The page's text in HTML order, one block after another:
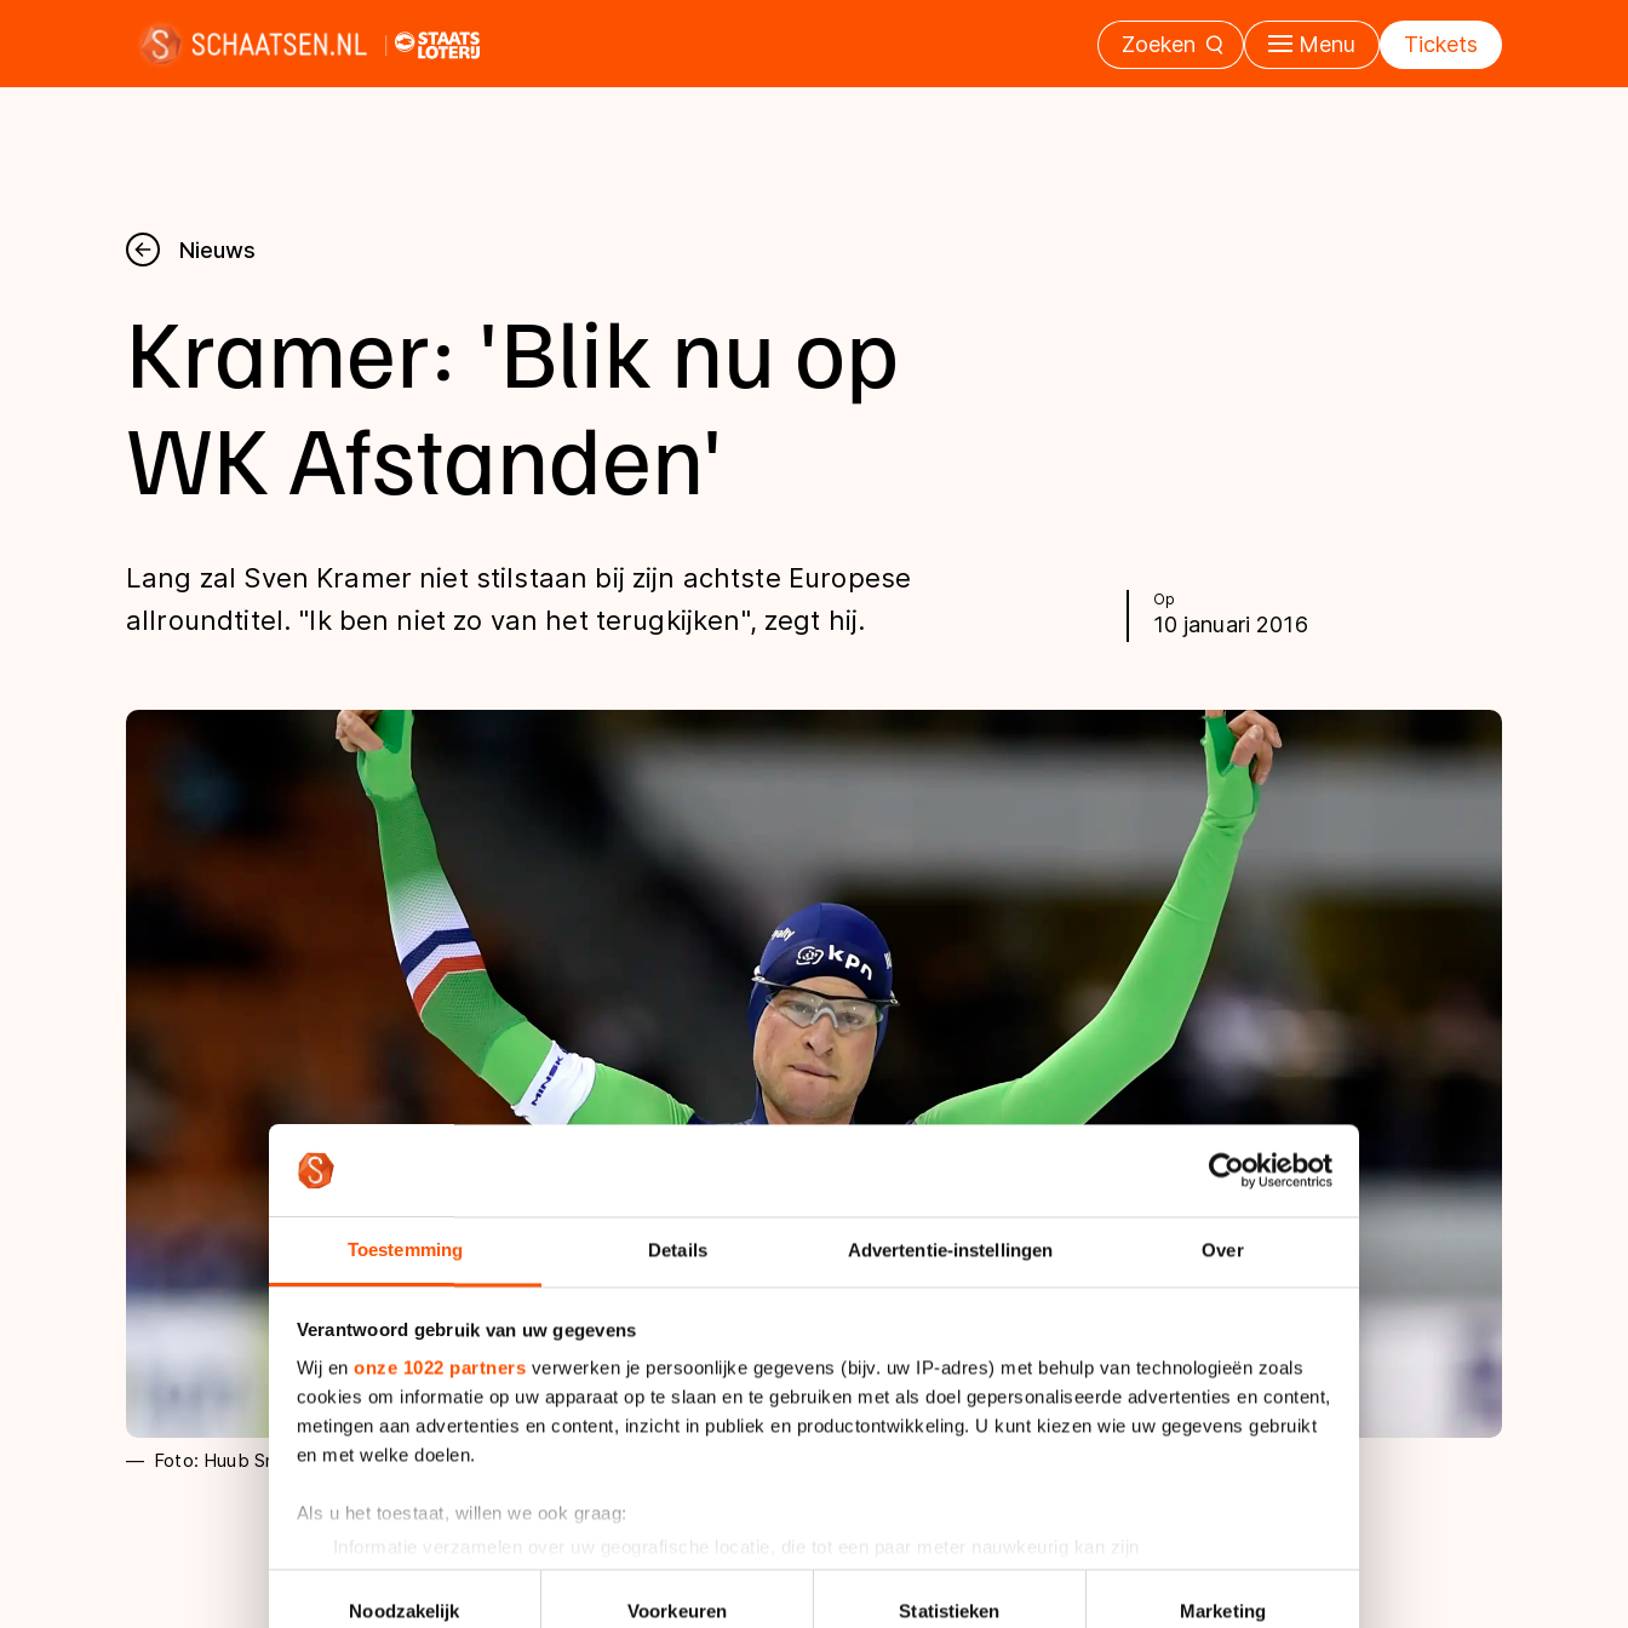
Toestemming Details Advertentie-instellingen Over
Verantwoord gebruik van uw gegevens
Wij en onze 1022 partners verwerken je persoonlijke gegevens (bijv. uw IP-adres) met behulp van technologieën zoals
cookies om informatie op uw apparaat op te slaan en te gebruiken met als doel gepersonaliseerde advertenties en content,
metingen aan advertenties en content, inzicht in publiek en productontwikkeling. U kunt kiezen wie uw gegevens gebruikt
en met welke doelen.
Als u het toestaat, willen we ook graag:
Informatie verzamelen over uw geografische locatie, die tot een paar meter nauwkeurig kan zijn
Uw apparaat identificeren door het actief te scannen op specifieke eigenschappen (fingerprinting)
Lees meer over hoe uw persoonlijke gegevens worden verwerkt en stel uw voorkeuren in het
detailgedeeltein. U kunt uw
Noodzakelijk
Voorkeuren Statistieken Marketing
Zoeken Menu Tickets
Nieuws
Kalender
Disciplines
Uitslagen
Tijden & historie
Schaatsfans
Olympische Spelen
Nieuws
Op
10 januari 2016
Kramer: 'Blik nu op
WK Afstanden'
Lang zal Sven Kramer niet stilstaan bij zijn achtste Europese
allroundtitel. "Ik ben niet zo van het terugkijken", zegt hij.
Foto: Huub Snoep
voor de tien kilometer en dat Sverre Lunde Pedersen ziek was, maar ik ben altijd alweer snel